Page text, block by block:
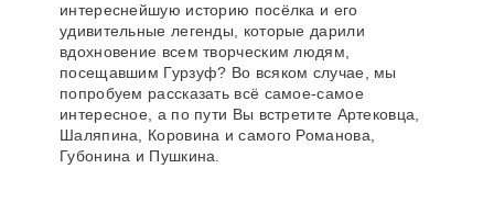
интереснейшую историю посёлка и его
удивительные легенды, которые дарили
вдохновение всем творческим людям,
посещавшим Гурзуф? Во всяком случае, мы
попробуем рассказать всё самое-самое
интересное, а по пути Вы встретите Артековца,
Шаляпина, Коровина и самого Романова,
Губонина и Пушкина.